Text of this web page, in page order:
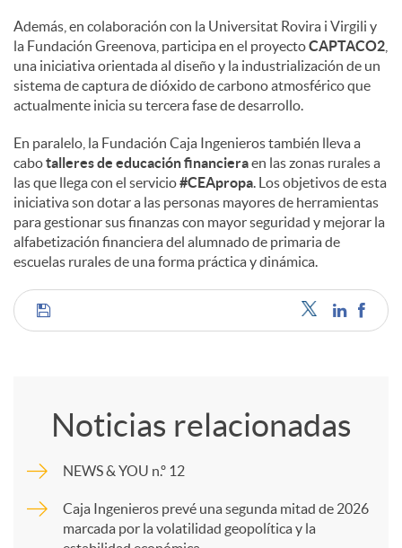
Además, en colaboración con la Universitat Rovira i Virgili y
la Fundación Greenova, participa en el proyectoCAPTACO2
una iniciativa orientada al diseño y la industrialización de un
sistema de captura de dióxido de carbono atmosférico que
actualmente inicia su tercera fase de desarrollo.
En paralelo, la Fundación Caja Ingenieros también lleva a
cabotalleres de educación financieraen las zonas rurales a
las que llega con el servicio#CEApropa. Los objetivos de esta
iniciativa son dotar a las personas mayores de herramientas
para gestionar sus finanzas con mayor seguridad y mejorar la
alfabetización financiera del alumnado de primaria de
escuelas rurales de una forma práctica y dinámica.
C
m
p
Noticias relacionadas
NEWS & YOU n.º 12
Caja Ingenieros prevé una segunda mitad de 2026
marcada por la volatilidad geopolítica y la